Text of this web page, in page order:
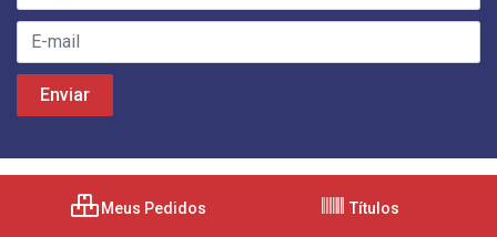
Meus Pedidos Títulos